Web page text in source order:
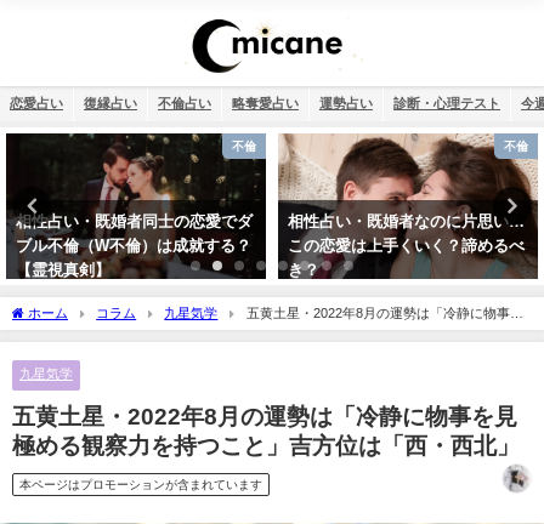
恋愛占い 復縁占い 不倫占い 略奪愛占い 運勢占い 診断・心理テスト 今
不倫
相性占い・既婚者なのに片思い…
この恋愛は上手くいく？諦めるべ
き？
恋愛
タロット占い・恋人はいつでき
る？彼氏はいつできるのか診断し
ます！
ホーム コラム 九星気学
五黄土星・2022年8月の運勢は「冷静に物事を
見極める観察力を持つこと」吉方位は「西・西北」
九星気学
五黄土星・2022年8月の運勢は「冷静に物事を見
極める観察力を持つこと」吉方位は「西・西北」
本ページはプロモーションが含まれています